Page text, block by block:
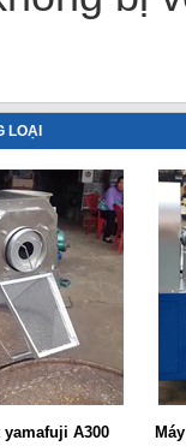
LOẠI
yamafuji A300